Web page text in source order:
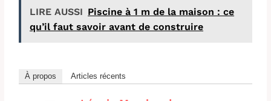
LIRE AUSSI Piscine à 1 m de la maison : ce
qu’il faut savoir avant de construire
À propos Articles récents